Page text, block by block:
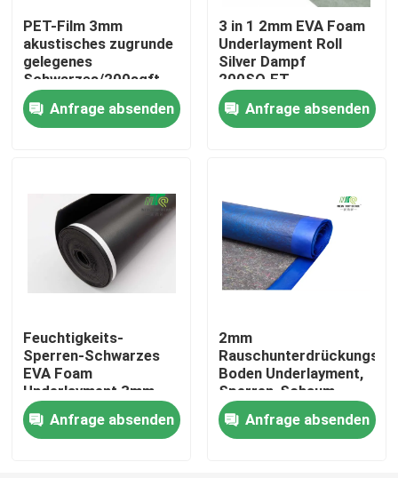
Produkte
Über uns
Fabrik Tour
Kontakt
Lamellenförmig angeordneter Fußbodenunderlayment
SPC-Bodenbelag Underlayment
PET-Film 3mm
akustisches zugrunde
gelegenes
Schwarzes/200sqft
pro Rollensolide
prüfende Unterlage
Anfrage absenden
3 in 1 2mm EVA Foam
Underlayment Roll
Silver Dampf
200SQ.FT
Anfrage absenden
Feuchtigkeits-
Sperren-Schwarzes
EVA Foam
Underlayment 3mm
200sqft/Roll
Anfrage absenden
2mm
Rauschunterdrückungs-
Boden Underlayment,
Sperren-Schaum-
Unterlage des Dampf-
110kg/M3
Anfrage absenden